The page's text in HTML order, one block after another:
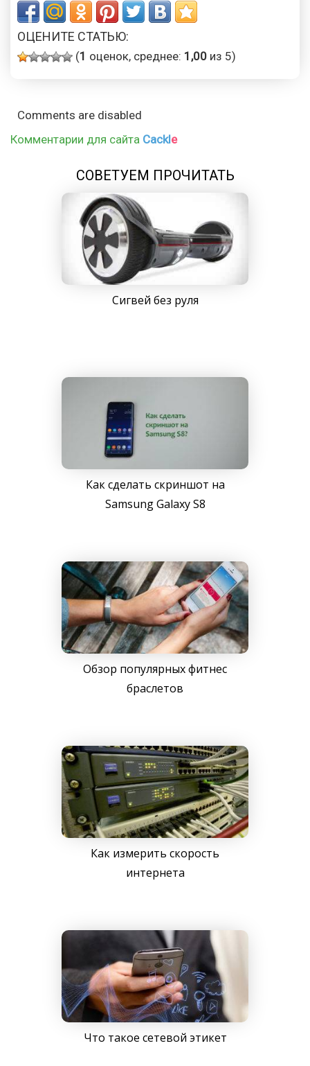
ОЦЕНИТЕ СТАТЬЮ:
(1 оценок, среднее: 1,00 из 5)
Comments are disabled
Комментарии для сайта Cackle
СОВЕТУЕМ ПРОЧИТАТЬ
Сигвей без руля
Как сделать скриншот на
Samsung Galaxy S8
Обзор популярных фитнес
браслетов
Как измерить скорость
интернета
Что такое сетевой этикет